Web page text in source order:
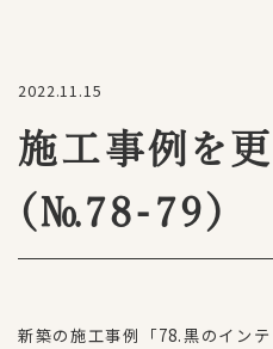
2022.11.15
施工事例を更
（№78-79）
新築の施工事例「78.黒のイン